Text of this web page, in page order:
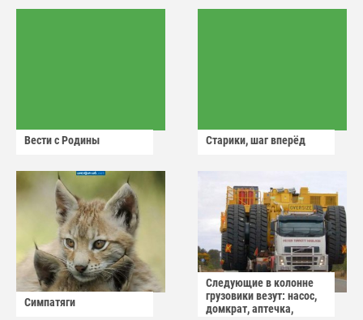
Вести с Родины Старики, шаг вперёд
Симпатяги
Следующие в колонне
грузовики везут: насос,
домкрат, аптечка,